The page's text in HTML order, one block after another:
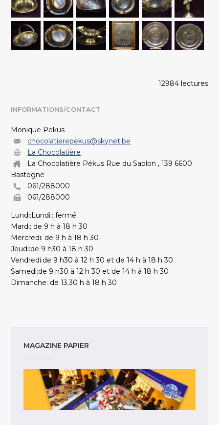
12984 lectures
INFORMATIONS/CONTACT
Monique Pekus
chocolatierepekus@skynet.be
La Chocolatière
La Chocolatière Pékus Rue du Sablon , 139 6600
Bastogne
061/288000
061/288000
Lundi:Lundi:: fermé
Mardi: de 9 h à 18 h 30
Mercredi: de 9 h à 18 h 30
Jeudi:de 9 h30 à 18 h 30
Vendredi:de 9 h30 à 12 h 30 et de 14 h à 18 h 30
Samedi:de 9 h30 à 12 h 30 et de 14 h à 18 h 30
Dimanche: de 13.30 h à 18 h 30
MAGAZINE PAPIER